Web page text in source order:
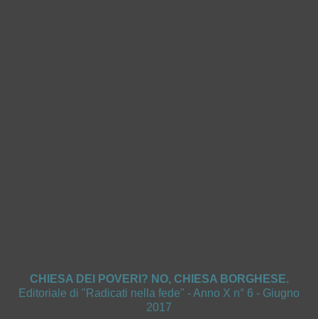
CHIESA DEI POVERI? NO, CHIESA BORGHESE.
Editoriale di "Radicati nella fede" - Anno X n° 6 - Giugno
2017